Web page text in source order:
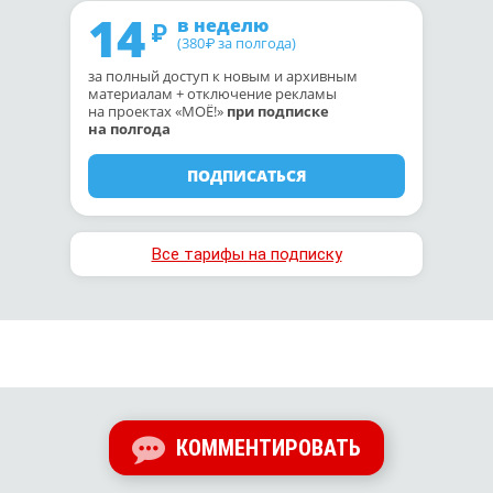
14 в неделю
(380₽ за полгода)
за полный доступ к новым и архивным
материалам + отключение рекламы
на проектах «МОЁ!» при подписке
на полгода
ПОДПИСАТЬСЯ
Все тарифы на подписку
КОММЕНТИРОВАТЬ